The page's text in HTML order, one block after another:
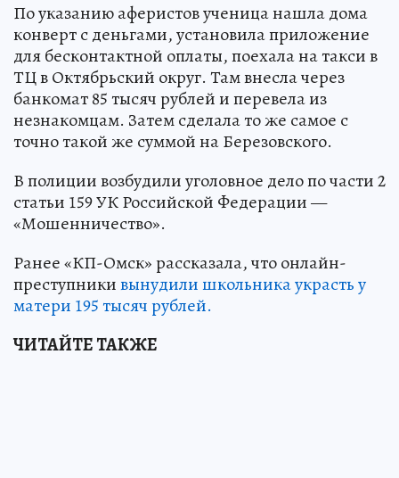
По указанию аферистов ученица нашла дома
конверт с деньгами, установила приложение
для бесконтактной оплаты, поехала на такси в
ТЦ в Октябрьский округ. Там внесла через
банкомат 85 тысяч рублей и перевела из
незнакомцам. Затем сделала то же самое с
точно такой же суммой на Березовского.
В полиции возбудили уголовное дело по части 2
статьи 159 УК Российской Федерации —
«Мошенничество».
Ранее «КП-Омск» рассказала, что онлайн-
преступникивынудили школьника украсть у
матери 195 тысяч рублей.
ЧИТАЙТЕ ТАКЖЕ